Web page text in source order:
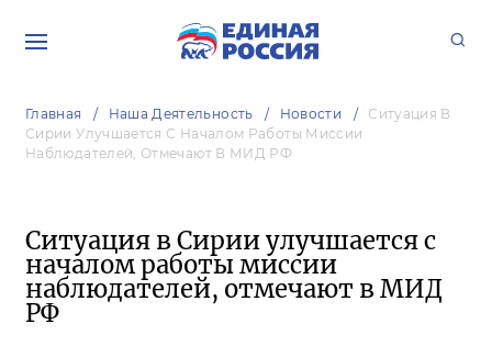
Главная Наша Деятельность Новости
Ситуация В
Сирии Улучшается С Началом Работы Миссии
Наблюдателей, Отмечают В МИД РФ
Ситуация в Сирии улучшается с
началом работы миссии
наблюдателей, отмечают в МИД
РФ